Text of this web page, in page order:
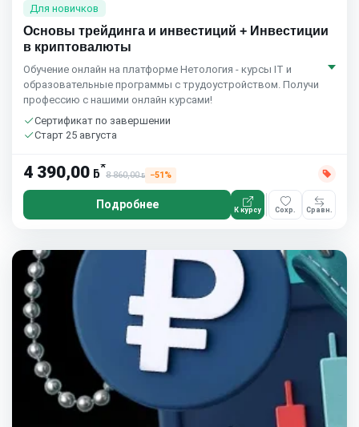
Для новичков
Основы трейдинга и инвестиций + Инвестиции
в криптовалюты
Обучение онлайн на платформе Нетология - курсы IT и
образовательные программы с трудоустройством. Получи
профессию с нашими онлайн курсами!
Сертификат по завершении
Старт 25 августа
4 390,00 ƃ*
8 860,00ƃ −51%
Подробнее К курсу Сохр. Сравн.